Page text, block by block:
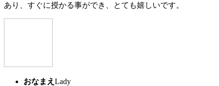
あり、すぐに授かる事ができ、とても嬉しいです。
おなまえ Lady